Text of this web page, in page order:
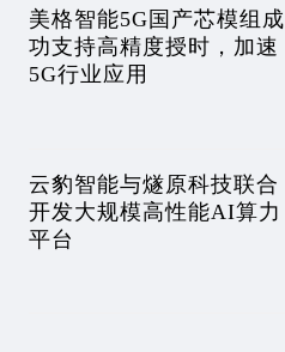
美格智能5G国产芯模组成
功支持高精度授时，加速
5G行业应用
云豹智能与燧原科技联合
开发大规模高性能AI算力
平台